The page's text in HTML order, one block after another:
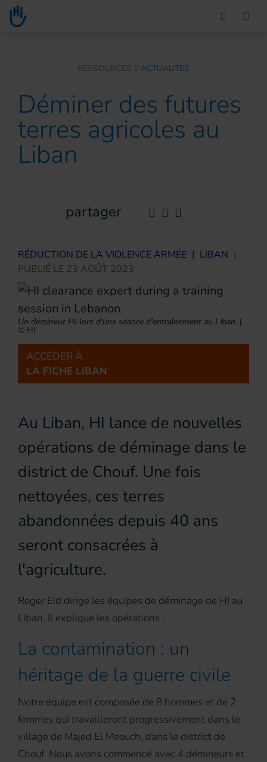
Go to main content
You are here :RESSOURCES ACTUALITÉS
Déminer des futures
terres agricoles au
Liban
partager
RÉDUCTION DE LA VIOLENCE ARMÉE | LIBAN |
PUBLIÉ LE 23 AOÛT 2023
Un démineur HI lors d'une séance d'entraînement au Liban. |
© HI
ACCÉDER À
LA FICHE LIBAN
Au Liban, HI lance de nouvelles
opérations de déminage dans le
district de Chouf. Une fois
nettoyées, ces terres
abandonnées depuis 40 ans
seront consacrées à
l'agriculture.
Roger Eid dirige les équipes de déminage de HI au
Liban. Il explique les opérations :
La contamination : un
héritage de la guerre civile
Notre équipe est composée de 8 hommes et de 2
femmes qui travailleront progressivement dans le
village de Majed El Meouch, dans le district de
Chouf. Nous avons commencé avec 4 démineurs et